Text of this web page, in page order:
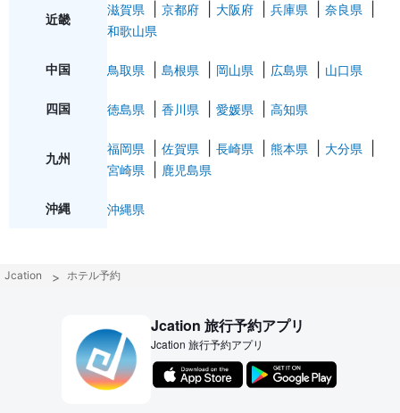
近畿
滋賀県 京都府 大阪府 兵庫県
奈良県
和歌山県
中国 鳥取県 島根県 岡山県 広島県 山口県
四国 徳島県 香川県 愛媛県 高知県
九州
福岡県 佐賀県 長崎県 熊本県
大分県
宮崎県
鹿児島県
沖縄 沖縄県
Jcation ホテル予約
Jcation 旅行予約アプリ
Jcation 旅行予約アプリ